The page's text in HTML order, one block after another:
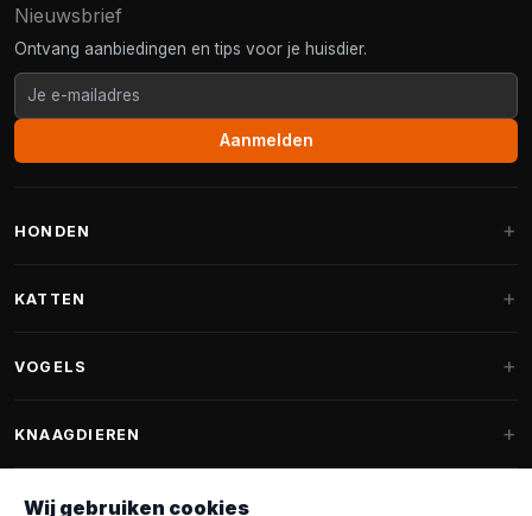
Nieuwsbrief
Ontvang aanbiedingen en tips voor je huisdier.
Aanmelden
HONDEN
Fantail hondenmanden
Hondenspeelgoed
KATTEN
Krabpalen voor Maine Coon
VOGELS
Vogelvoer binnenvogels
Voederhuisjes
KNAAGDIEREN
Wij gebruiken cookies